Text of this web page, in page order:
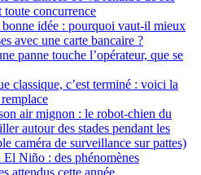
concurrence
bonne idée : pourquoi vaut-il mieux
avec une carte bancaire ?
panne touche l’opérateur, que se
classique, c’est terminé : voici la
air mignon : le robot-chien du
autour des stades pendant les
caméra de surveillance sur pattes)
El Niño : des phénomènes
attendus cette année